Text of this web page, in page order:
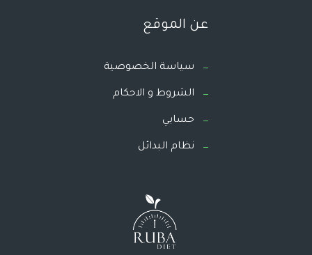
عن الموقع
سياسة الخصوصية
الشروط و الاحكام
حسابي
نظام البدائل